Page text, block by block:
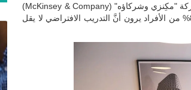
المؤسسات طرائق فعالة لتوفير بيئة ترحيبية حتى من وراء الشاشات، وتشير بيانات شركة "مكِنزي وشركاؤه" (McKinsey & Company)
إلى أنَّ التعلم عن بُعد، يحقق نتائج إيجابية؛ إذ كشف استطلاع شمل 660 مشاركاً أنَّ 87% من الأفراد يرون أنَّ التدريب الافتراضي لا يقل